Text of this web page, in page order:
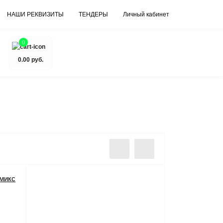
НАШИ РЕКВИЗИТЫ ТЕНДЕРЫ Личный кабинет
0
0.00 руб.